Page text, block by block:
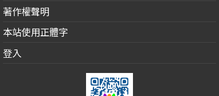
著作權聲明
本站使用正體字
登入